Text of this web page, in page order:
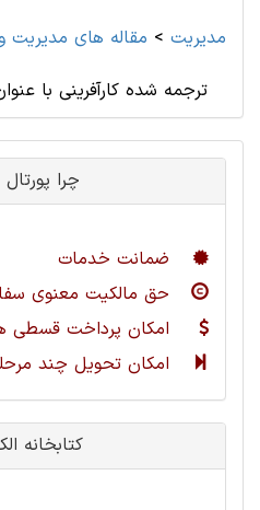
مديريت > مقاله های مديريت
ترجمه شده کارآفرینی با
چرا
ضمانت خدمات
حق مالکیت معنوی
امکان پرداخت قسطی
امکان تحویل چند
کتابخانه